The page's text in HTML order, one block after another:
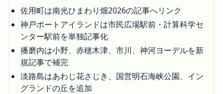
佐用町は南光ひまわり畑2026の記事へリンク
神戸ポートアイランドは市民広場駅前・計算科学セ
ンター駅前を単独記事化
播磨内は小野、赤穂木津、市川、神河ヨーデルを新
規記事で補完
淡路島はあわじ花さじき、国営明石海峡公園、イン
グランドの丘を追加